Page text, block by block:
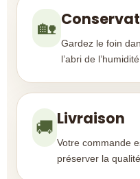
🏡
Gardez le foin
l’abri de l’humidité.
🚚 Livraison
Votre commande
préserver la